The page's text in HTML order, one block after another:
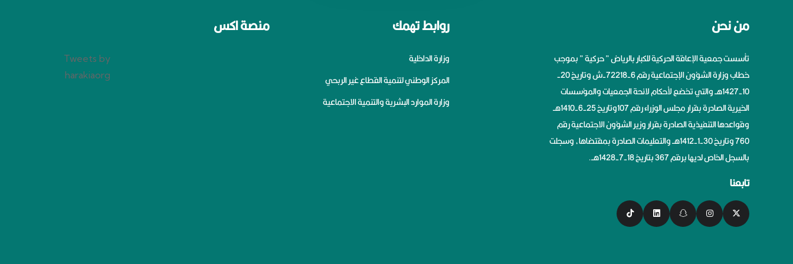
من نحن
تأسست جمعية الإعاقة الحركية للكبار بالرياض ” حركية ” بموجب
خطاب وزارة الشؤون الإجتماعية رقم 6-72218-ش وتاريخ 20-
10-1427هــ والتي تخضع لأحكام لائحة الجمعيات والمؤسسات
الخيرية الصادرة بقرار مجلس الوزراء رقم 107وتاريخ 25-6-1410هــ
وقواعدها التنفيذية الصادرة بقرار وزير الشؤون الاجتماعية رقم
760 وتاريخ 30-1-1412هــ والتعليمات الصادرة بمقتضاها، وسجلت
بالسجل الخاص لديها برقم 367 بتاريخ 18-7-1428هــ.
تابعنا
روابط تهمك
وزارة الداخلية
المركز الوطني لتنمية القطاع غير الربحي
وزارة الموارد البشرية والتنمية الاجتماعية
منصة اكس
Tweets by
harakiaorg